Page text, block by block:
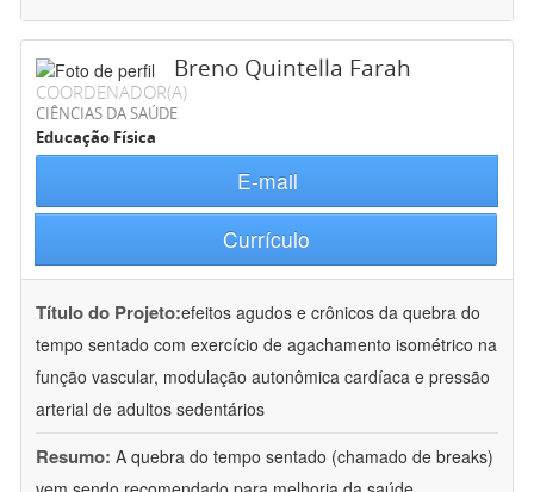
Breno Quintella Farah
COORDENADOR(A)
CIÊNCIAS DA SAÚDE
Educação Física
E-mail
Currículo
Título do Projeto:efeitos agudos e crônicos da quebra do
tempo sentado com exercício de agachamento isométrico na
função vascular, modulação autonômica cardíaca e pressão
arterial de adultos sedentários
Resumo: A quebra do tempo sentado (chamado de breaks)